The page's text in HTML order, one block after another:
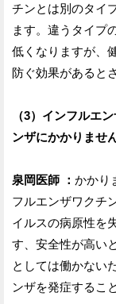
チンとは別のタイ
ます。違うタイプ
低くなりますが、
防ぐ効果があると
（3）インフルエ
ンザにかかりませ
泉岡医師 ： かかり
フルエンザワクチ
イルスの病原性を
す、安全性が高い
としては働かない
ンザを発症するこ